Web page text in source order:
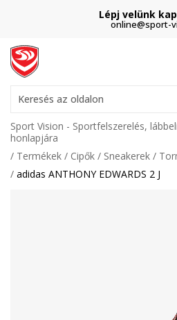
Lépj velünk
online@sport-
Keresés az oldalon
Sport Vision - Sportfelszerelés,
honlapjára
Termékek
Cipők Sneakerek
adidas ANTHONY EDWARDS 2 J